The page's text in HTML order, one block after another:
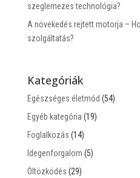
szeglemezes technológia?
A növekedés rejtett motorja –
szolgáltatás?
Kategóriák
Egészséges életmód (54)
Egyéb kategória (19)
Foglalkozás (14)
Idegenforgalom (5)
Öltözködés (29)